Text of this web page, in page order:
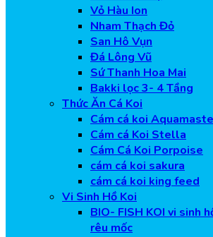
Vỏ Hàu Ion
Nham Thạch Đỏ
San Hô Vụn
Đá Lông Vũ
Sứ Thanh Hoa Mai
Bakki lọc 3- 4 Tầng
Thức Ăn Cá Koi
Cám cá koi
Cám cá Koi Stella
Cám Cá Koi Porpoise
cám cá koi sakura
cám cá koi king feed
Vi Sinh Hồ Koi
BIO- FISH KOI vi sinh
rêu mốc